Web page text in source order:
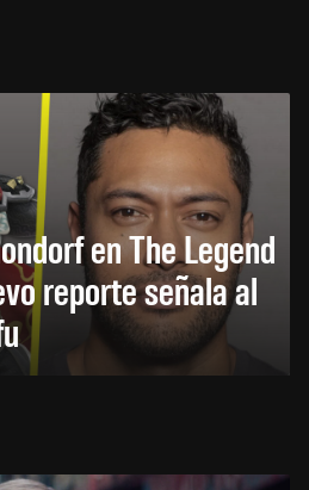
en The Legend
reporte señala al